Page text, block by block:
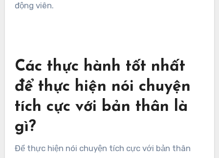
động viên.
Các thực hành tốt nhất
để thực hiện nói chuyện
tích cực với bản thân là
gì?
Để thực hiện nói chuyện tích cực với bản thân